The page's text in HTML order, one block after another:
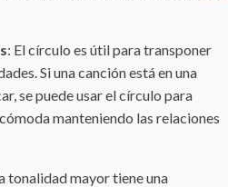
: El círculo es útil para transponer
Si una canción está en una
se puede usar el círculo para
manteniendo las relaciones
tonalidad mayor tiene una